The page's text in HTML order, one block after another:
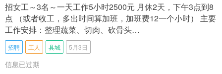
招女工～3名～一天工作5小时2500元 月休2天，下午3点到8
点 （或者收工，多出时间算加班，加班费12一个小时） 主要
工作安排：整理蔬菜、切肉、砍骨头…
招聘 工人 县城 5月3日
信息已过期